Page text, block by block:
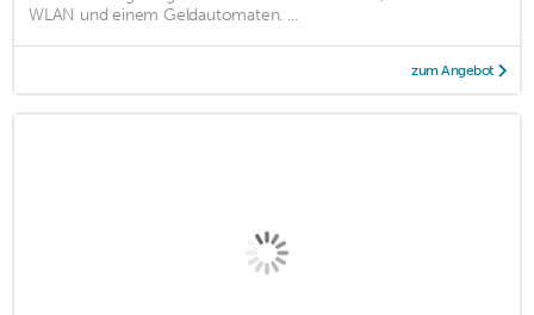
WLAN und einem Geldautomaten. ...
zum Angebot